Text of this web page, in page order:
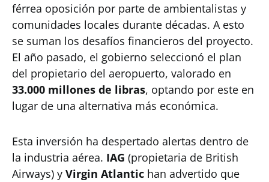
férrea oposición por parte de ambientalistas y
comunidades locales durante décadas. A esto
se suman los desafíos financieros del proyecto.
El año pasado, el gobierno seleccionó el plan
del propietario del aeropuerto, valorado en
33.000 millones de libras, optando por este en
lugar de una alternativa más económica.
Esta inversión ha despertado alertas dentro de
la industria aérea. IAG (propietaria de British
Airways) y Virgin Atlantic han advertido que